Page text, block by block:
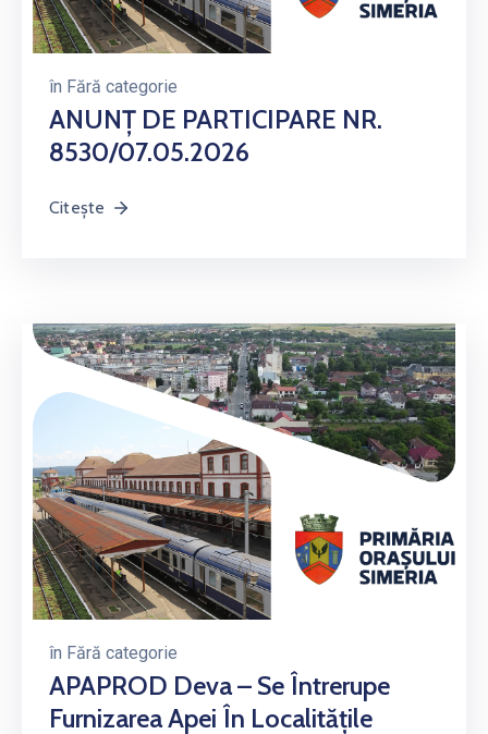
în Fără categorie
ANUNȚ DE PARTICIPARE NR.
8530/07.05.2026
Citește
în Fără categorie
APAPROD Deva – Se Întrerupe
Furnizarea Apei În Localitățile